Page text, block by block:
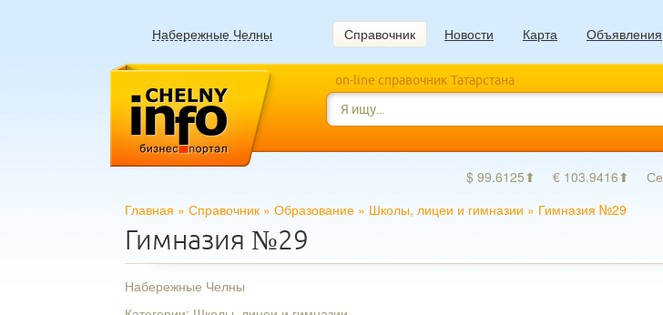
Набережные Челны Справочник Новости Карта Объявления
on-line справочник Татарстана
$ 99.6125⬆ € 103.9416⬆
Главная » Справочник » Образование » Школы, лицеи и гимназии » Гимназия №29
Гимназия №29
Набережные Челны